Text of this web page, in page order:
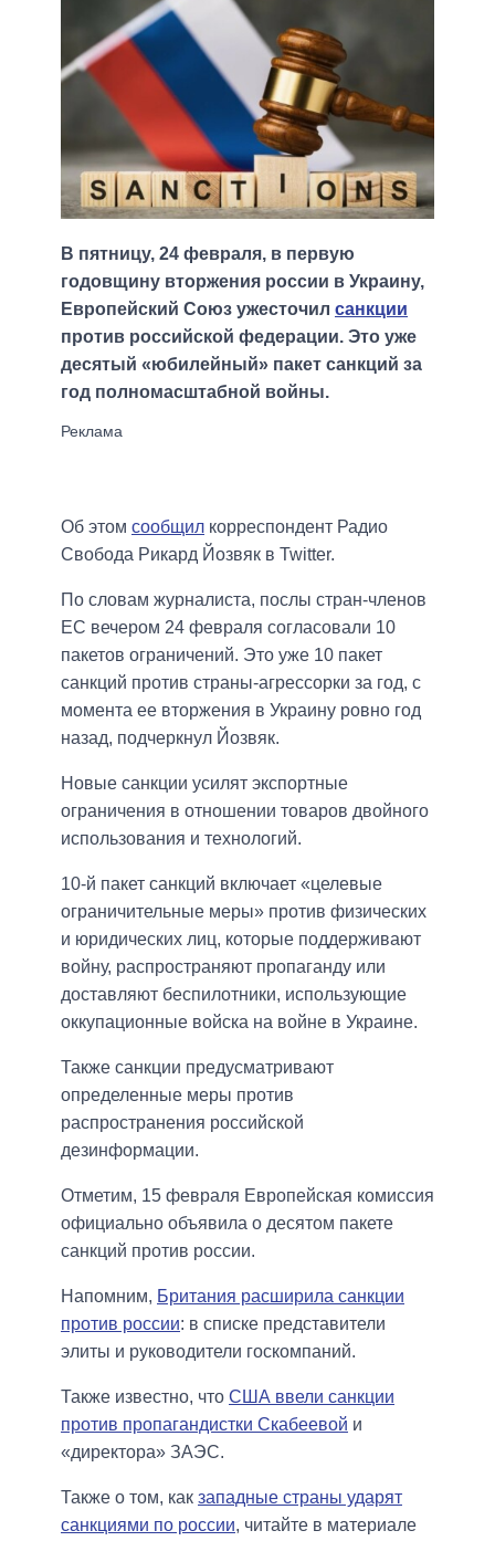
В пятницу, 24 февраля, в первую
годовщину вторжения россии в Украину,
Европейский Союз ужесточил санкции
против российской федерации. Это уже
десятый «юбилейный» пакет санкций за
год полномасштабной войны.
Об этом сообщил корреспондент Радио
Свобода Рикард Йозвяк в Twitter.
По словам журналиста, послы стран-членов
ЕС вечером 24 февраля согласовали 10
пакетов ограничений. Это уже 10 пакет
санкций против страны-агрессорки за год, с
момента ее вторжения в Украину ровно год
назад, подчеркнул Йозвяк.
Новые санкции усилят экспортные
ограничения в отношении товаров двойного
использования и технологий.
10-й пакет санкций включает «целевые
ограничительные меры» против физических
и юридических лиц, которые поддерживают
войну, распространяют пропаганду или
доставляют беспилотники, использующие
оккупационные войска на войне в Украине.
Также санкции предусматривают
определенные меры против
распространения российской
дезинформации.
Отметим, 15 февраля Европейская комиссия
официально объявила о десятом пакете
санкций против россии.
Напомним, Британия расширила санкции
против россии: в списке представители
элиты и руководители госкомпаний.
Также известно, что США ввели санкции
против пропагандистки Скабеевой и
«директора» ЗАЭС.
Также о том, как западные страны ударят
санкциями по россии, читайте в материале